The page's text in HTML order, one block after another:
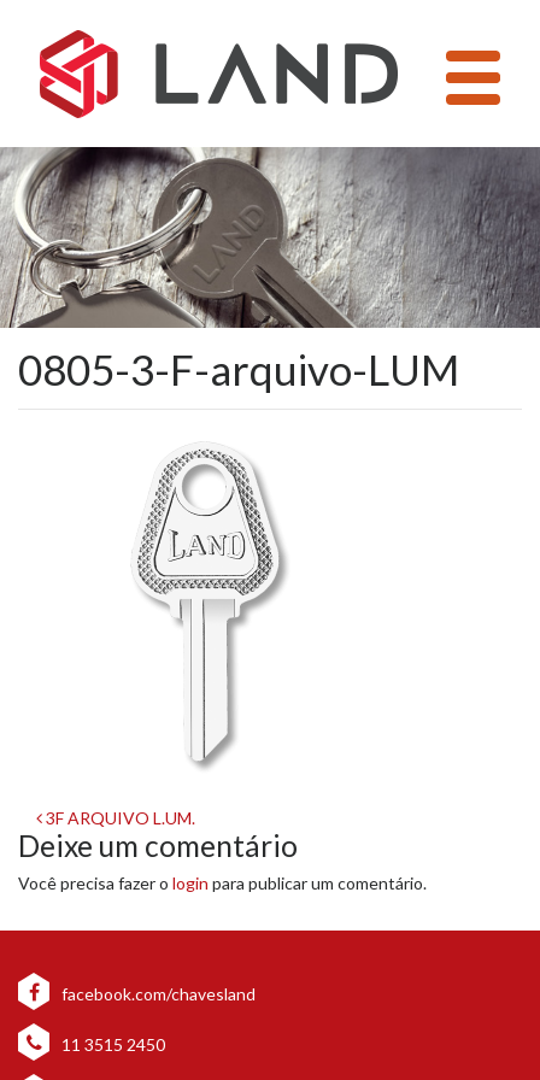
conteúdo
0805-3-F-arquivo-LUM
Navegação
de
post
3F ARQUIVO L.UM.
Deixe um comentário
Você precisa fazer o login para publicar um comentário.
facebook.com/chavesland
11 3515 2450